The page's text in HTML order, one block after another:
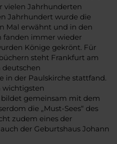
vielen Jahrhunderten
Jahrhundert wurde die
Mal erwähnt und in den
fanden immer wieder
Könige gekrönt. Für
steht Frankfurt am
deutschen
in der Paulskirche stattfand.
wichtigsten
gemeinsam mit dem
die „Must-Sees“ des
zudem eines der
der Geburtshaus Johann